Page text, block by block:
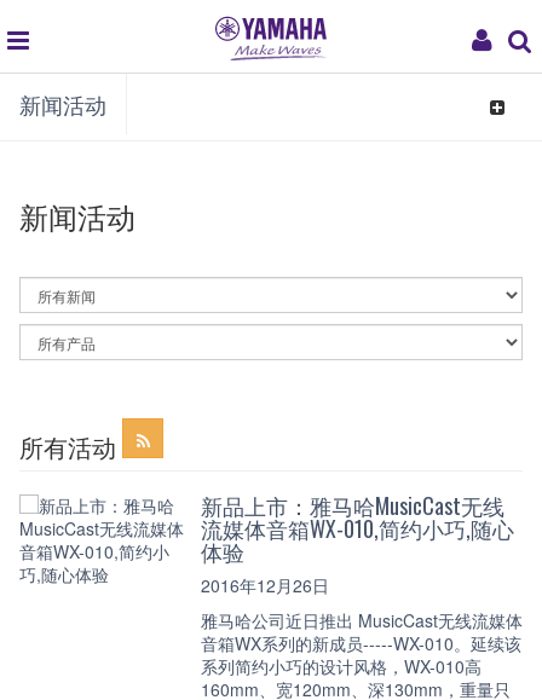
My
global
navigation
新闻活动
Toggle
新闻活动
By
News
Category
By
Article
所有活动
新品上市：雅马哈MusicCast无线
流媒体音箱WX-010,简约小巧,随心
体验
2016年12月26日
雅马哈公司近日推出 MusicCast无线流媒体
音箱WX系列的新成员-----WX-010。延续该
系列简约小巧的设计风格，WX-010高
160mm、宽120mm、深130mm，重量只